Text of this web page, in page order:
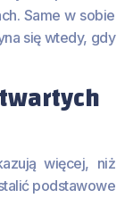
Same w sobie
się wtedy, gdy
więcej, niż
podstawowe